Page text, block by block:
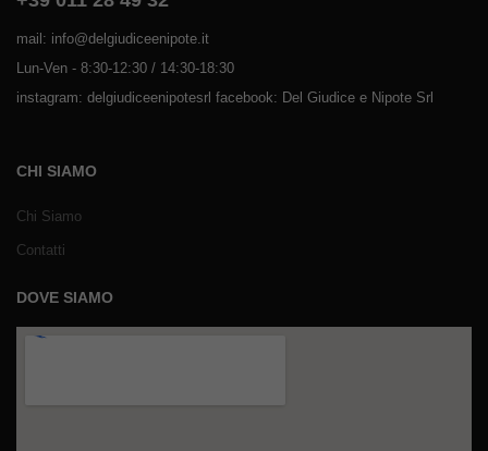
mail: info@delgiudiceenipote.it
Lun-Ven - 8:30-12:30 / 14:30-18:30
instagram: delgiudiceenipotesrl facebook: Del Giudice e Nipote Srl
CHI SIAMO
Chi Siamo
Contatti
DOVE SIAMO